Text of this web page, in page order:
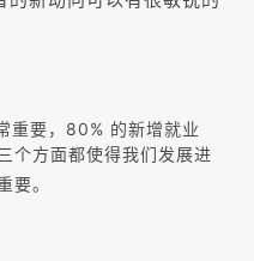
重要，80% 的新增就业
个方面都使得我们发展进
要。